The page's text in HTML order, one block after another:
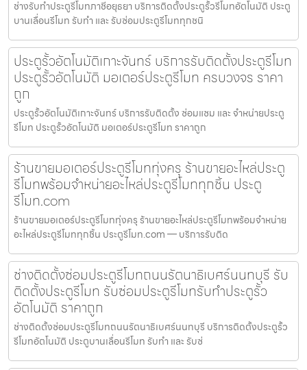
ช่างรับทำประตูรีโมทภาชีอยุธยา บริการติดตั้งประตูรั้วรีโมทอัตโนมัติ ประตู
บานเลื่อนรีโมท รับทำ และ รับซ่อมประตูรีโมททุกชนิ
ประตูรั้วอัตโนมัติเกาะจันทร์ บริการรับติดตั้งประตูรีโมท
ประตูรั้วอัตโนมัติ มอเตอร์ประตูรีโมท ครบวงจร ราคา
ถูก
ประตูรั้วอัตโนมัติเกาะจันทร์ บริการรับติดตั้ง ซ่อมแซม และ จำหน่ายประตู
รีโมท ประตูรั้วอัตโนมัติ มอเตอร์ประตูรีโมท ราคาถูก
ร้านขายมอเตอร์ประตูรีโมททุ่งครุ ร้านขายอะไหล่ประตู
รีโมทพร้อมจำหน่ายอะไหล่ประตูรีโมททุกชิ้น ประตู
รีโมท.com
ร้านขายมอเตอร์ประตูรีโมททุ่งครุ ร้านขายอะไหล่ประตูรีโมทพร้อมจำหน่าย
อะไหล่ประตูรีโมททุกชิ้น ประตูรีโมท.com — บริการรับติด
ช่างติดตั้งซ่อมประตูรีโมทถนนรัตนาธิเบศร์นนทบุรี รับ
ติดตั้งประตูรีโมท รับซ่อมประตูรีโมทรับทำประตูรั้ว
อัตโนมัติ ราคาถูก
ช่างติดตั้งซ่อมประตูรีโมทถนนรัตนาธิเบศร์นนทบุรี บริการติดตั้งประตูรั้ว
รีโมทอัตโนมัติ ประตูบานเลื่อนรีโมท รับทำ และ รับซ่